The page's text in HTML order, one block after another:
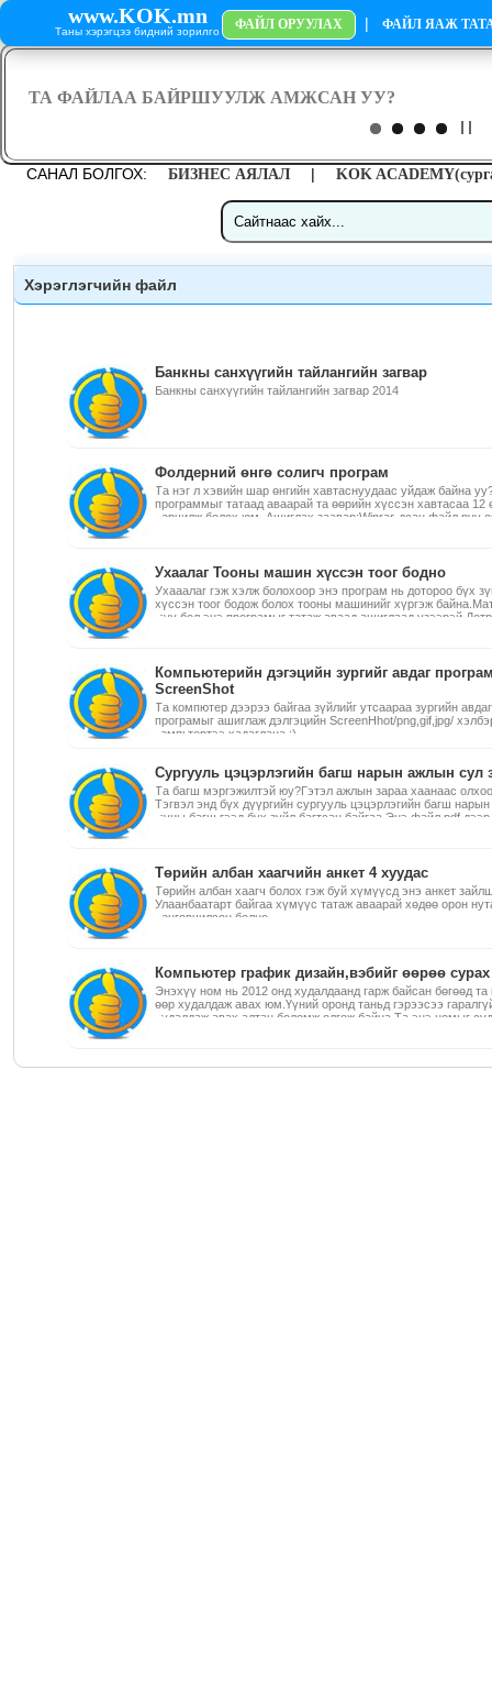
www.KOK.mn
Таны хэрэгцээ бидний зорилго ФАЙЛ ОРУУЛАХ | ФАЙЛ ЯАЖ
САНАЛ БОЛГОХ: БИЗНЕС АЯЛАЛ | KOK
Хэрэглэгчийн файл
Банкны санхүүгийн тайлангийн загвар
Банкны санхүүгийн тайлангийн загвар 2014
Фолдерний өнгө солигч програм
Та нэг л хэвийн шар өнгийн хавтаснуудаас уйдаж байна
программыг татаад аваарай та өөрийн хүссэн хавтасаа 12
өөрчилж болох юм. Ашиглах заавар:Winrar-дсан файл руу
Ухаалаг Тооны машин хүссэн тоог бодно
Ухааалаг гэж хэлж болохоор энэ програм нь дотороо бүх
хүссэн тоог бодож болох тооны машинийг хүргэж
муу бол энэ програмыг татаж аваад ашиглаад
Компьютерийн дэгэцийн зургийг авдаг
ScreenShot
Та компютер дээрээ байгаа зүйлийг утсаараа зургийн
програмыг ашиглаж дэлгэцийн ScreenHhot/png,gif,jpg/
компьтертээ хадаглана ;)
Сургууль цэцэрлэгийн багш нарын ажлын сул
Та багш мэргэжилтэй юу?Гэтэл ажлын зараа хаанаас
Тэгвэл энд бүх дүүргийн сургууль цэцэрлэгийн багш
юуны багш гээд бүх зүйл багтсан байгаа.Энэ файл pdf дээр
Төрийн албан хаагчийн анкет 4 хуудас
Төрийн албан хаагч болох гэж буй хүмүүсд энэ анкет
Улаанбаатарт байгаа хүмүүс татаж аваарай хөдөө орон
хөнгөвчилсөн болно.
Компьютер график дизайн,вэбийг өөрөө сурах
Энэхүү ном нь 2012 онд худалдаанд гарж байсан бөгөөд
өөр худалдаж авах юм.Үүний оронд таньд гэрээсээ
худалдаж авах алтан боломж олгож байна.Та энэ номыг